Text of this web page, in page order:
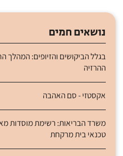
נושאים חמים
בגלל הביקושים והזיופים: המהלך
ההרזיה
אקסטזי - סם האהבה
משרד הבריאות: רשימת מוסדות
טכנאי בית מרקחת